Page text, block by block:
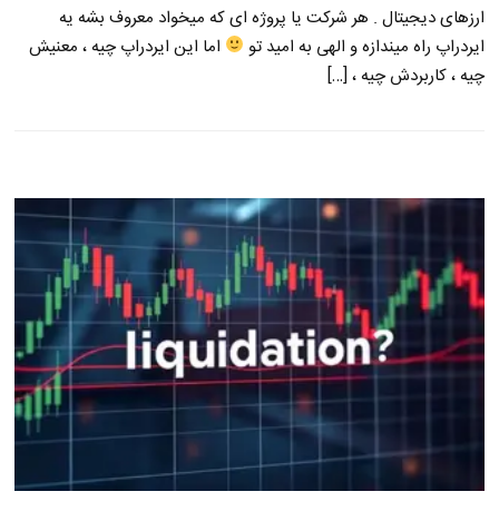
ارزهای دیجیتال . هر شرکت یا پروژه ای که میخواد معروف بشه یه
ایردراپ راه میندازه و الهی به امید تو
اما این ایردراپ چیه ، معنیش
چیه ، کاربردش چیه ، […]